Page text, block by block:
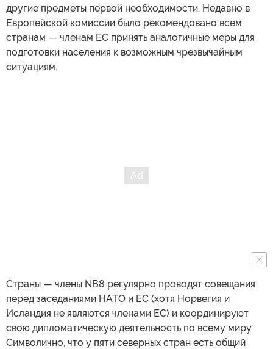
другие предметы первой необходимости. Недавно в
Европейской комиссии было рекомендовано всем
странам — членам ЕС принять аналогичные меры для
подготовки населения к возможным чрезвычайным
ситуациям.
Страны — члены NB8 регулярно проводят совещания
перед заседаниями НАТО и ЕС (хотя Норвегия и
Исландия не являются членами ЕС) и координируют
свою дипломатическую деятельность по всему миру.
Символично, что у пяти северных стран есть общий